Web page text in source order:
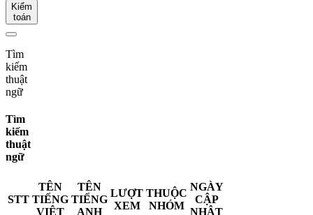
Kiểm
toán
Tìm
kiếm
thuật
ngữ
Tìm
kiếm
thuật
ngữ
STT
TÊN
TIẾNG
VIỆT
TÊN
TIẾNG
ANH
LƯỢT
XEM
THUỘC
NHÓM
NGÀY
CẬP
NHẬT